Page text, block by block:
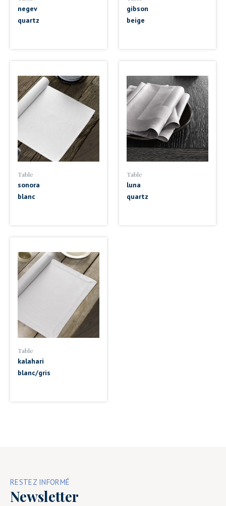
negev
quartz
gibson
beige
Table
sonora
blanc
Table
luna
quartz
Table
kalahari
blanc/gris
RESTEZ INFORMÉ
Newsletter